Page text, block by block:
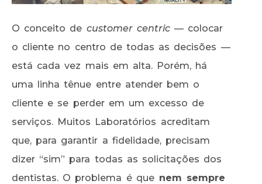
O conceito de customer centric— colocar
o cliente no centro de todas as decisões —
está cada vez mais em alta. Porém, há
uma linha tênue entre atender bem o
cliente e se perder em um excesso de
serviços. Muitos Laboratórios acreditam
que, para garantir a fidelidade, precisam
dizer “sim” para todas as solicitações dos
dentistas. O problema é quenem sempre